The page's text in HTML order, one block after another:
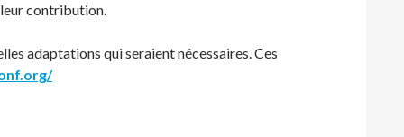
leur contribution.
adaptations qui seraient nécessaires. Ces